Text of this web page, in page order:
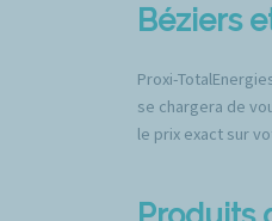
Béziers
Proxi-
se chargera de
le prix exact sur